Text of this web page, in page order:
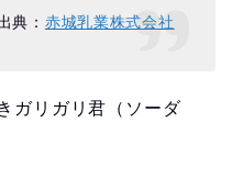
典： 赤城乳業株式会社
ガリガリ君（ソーダ